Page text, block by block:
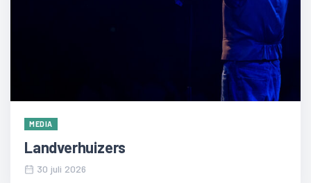
MEDIA
Landverhuizers
30 juli 2026